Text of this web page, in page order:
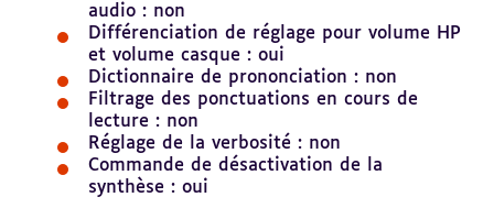
audio : non
Différenciation de réglage pour volume HP
et volume casque : oui
Dictionnaire de prononciation : non
Filtrage des ponctuations en cours de
lecture : non
Réglage de la verbosité : non
Commande de désactivation de la
synthèse : oui